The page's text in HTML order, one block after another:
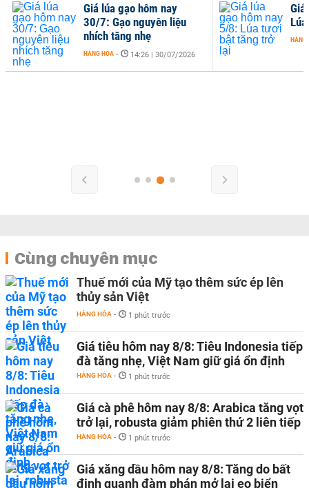
HÀNG
Giá lúa gạo hôm nay
30/7: Gạo nguyên liệu
nhích tăng nhẹ
HÀNG HÓA - 14:26 | 30/07/2026
Cùng chuyên mục
Thuế mới của Mỹ tạo thêm sức ép lên
thủy sản Việt
HÀNG HÓA - 1 phút trước
Giá tiêu hôm nay 8/8: Tiêu Indonesia tiếp
đà tăng nhẹ, Việt Nam giữ giá ổn định
HÀNG HÓA - 1 phút trước
Giá cà phê hôm nay 8/8: Arabica tăng vọt
trở lại, robusta giảm phiên thứ 2 liên tiếp
HÀNG HÓA - 1 phút trước
Giá xăng dầu hôm nay 8/8: Tăng do bất
định quanh đàm phán mở lại eo biển